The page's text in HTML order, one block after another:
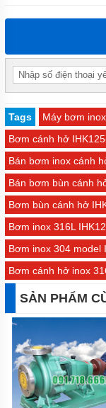
Tags
Máy bơm
Bơm cánh hở
Bán bơm inox cánh
Bán bơm bùn cánh
Bơm bùn cánh hở
Bơm inox 316L
Bơm inox 304 model
Bơm cánh hở inox
SẢN PHẨM